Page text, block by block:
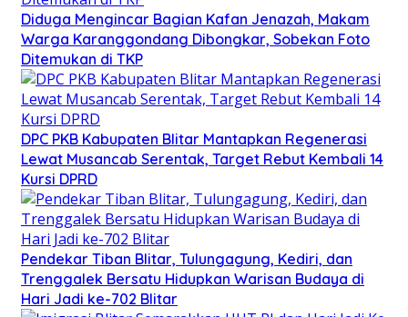
Diduga Mengincar Bagian Kafan Jenazah, Makam
Warga Karanggondang Dibongkar, Sobekan Foto
Ditemukan di TKP
DPC PKB Kabupaten Blitar Mantapkan Regenerasi
Lewat Musancab Serentak, Target Rebut Kembali 14
Kursi DPRD
Pendekar Tiban Blitar, Tulungagung, Kediri, dan
Trenggalek Bersatu Hidupkan Warisan Budaya di
Hari Jadi ke-702 Blitar